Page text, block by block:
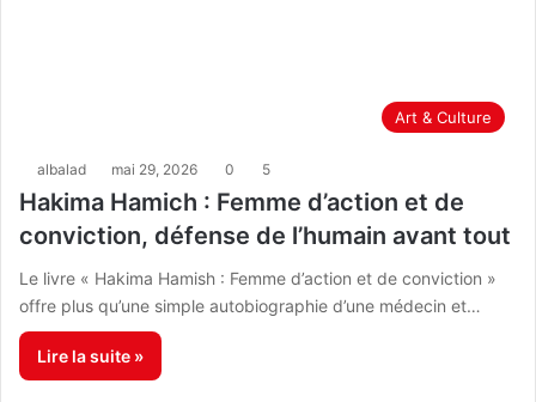
Art & Culture
albalad mai 29, 2026 0 5
Hakima Hamich : Femme d’action et de
conviction, défense de l’humain avant tout
Le livre « Hakima Hamish : Femme d’action et de conviction »
offre plus qu’une simple autobiographie d’une médecin et…
Lire la suite »